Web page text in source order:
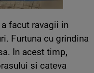
facut ravagii in
Furtuna cu grindina
In acest timp,
si cateva